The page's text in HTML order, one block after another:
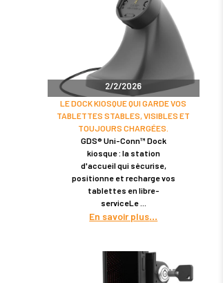
2/2/2026
LE DOCK KIOSQUE QUI GARDE VOS
TABLETTES STABLES, VISIBLES ET
TOUJOURS CHARGÉES.
GDS® Uni-Conn™ Dock
kiosque : la station
d'accueil qui sécurise,
positionne et recharge vos
tablettes en libre-
serviceLe
En savoir plus